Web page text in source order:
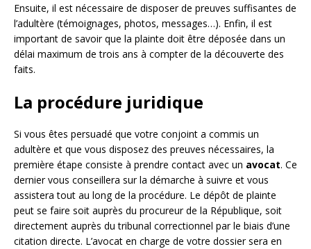
Ensuite, il est nécessaire de disposer de preuves suffisantes de
l’adultère (témoignages, photos, messages…). Enfin, il est
important de savoir que la plainte doit être déposée dans un
délai maximum de trois ans à compter de la découverte des
faits.
La procédure juridique
Si vous êtes persuadé que votre conjoint a commis un
adultère et que vous disposez des preuves nécessaires, la
première étape consiste à prendre contact avec un avocat. Ce
dernier vous conseillera sur la démarche à suivre et vous
assistera tout au long de la procédure. Le dépôt de plainte
peut se faire soit auprès du procureur de la République, soit
directement auprès du tribunal correctionnel par le biais d’une
citation directe. L’avocat en charge de votre dossier sera en